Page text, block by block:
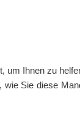
um Ihnen zu
Sie diese